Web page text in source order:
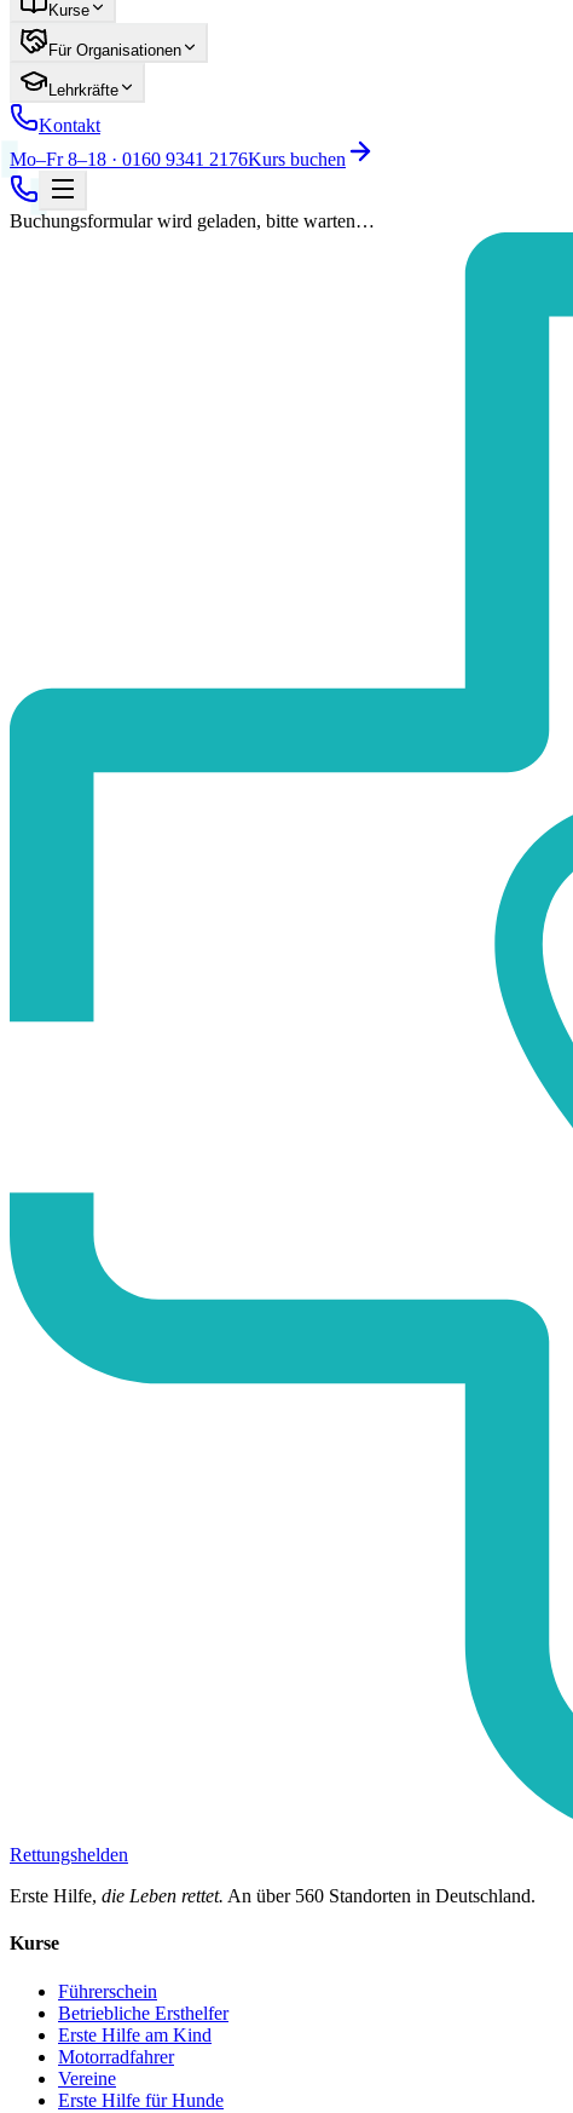
Kurse
Für Organisationen
Lehrkräfte
Kontakt
Mo–Fr 8–18 · 0160 9341 2176Kurs buchen
Buchungsformular wird geladen, bitte warten…
Rettungshelden
Erste Hilfe, die Leben rettet. An über 560 Standorten in Deutschland.
Kurse
Führerschein
Betriebliche Ersthelfer
Erste Hilfe am Kind
Motorradfahrer
Vereine
Erste Hilfe für Hunde